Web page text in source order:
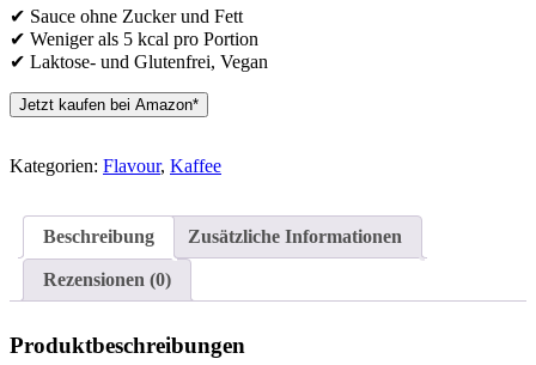
✔ Sauce ohne Zucker und Fett
✔ Weniger als 5 kcal pro Portion
✔ Laktose- und Glutenfrei, Vegan
Jetzt kaufen bei Amazon*
Kategorien: Flavour, Kaffee
Beschreibung Zusätzliche Informationen
Rezensionen (0)
Produktbeschreibungen